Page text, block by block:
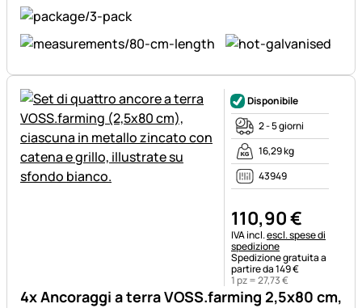
4x Ancoraggi a terra VOSS.farming 2,5x80 cm,
Disponibile
2 - 5 giorni
16,29 kg
43949
110,90€
Informazioni fiscali:
IVA incl.escl. spese di
spedizione
Spedizione gratuita a
partire da 149 €
1 pz =27,73€